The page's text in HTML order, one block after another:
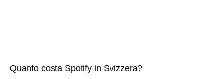
Quanto costa Spotify in Svizzera?